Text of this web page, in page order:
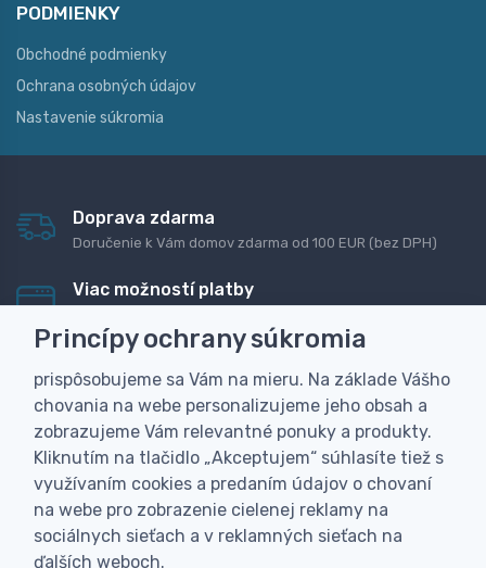
PODMIENKY
Obchodné podmienky
Ochrana osobných údajov
Nastavenie súkromia
Doprava zdarma
Doručenie k Vám domov zdarma od 100 EUR (bez DPH)
Viac možností platby
dobierku
Personalizácia
Vyrobíme Vám vlastný originálny darček
Skúsenosť
Široký sortiment, z ktorého Vám pomôžeme vybrať
Princípy ochrany súkromia
prispôsobujeme sa Vám na mieru. Na základe Vášho
chovania na webe personalizujeme jeho obsah a
zobrazujeme Vám relevantné ponuky a produkty.
Kliknutím na tlačidlo „Akceptujem“ súhlasíte tiež s
využívaním cookies a predaním údajov o chovaní
na webe pro zobrazenie cielenej reklamy na
sociálnych sieťach a v reklamných sieťach na
ďalších weboch.